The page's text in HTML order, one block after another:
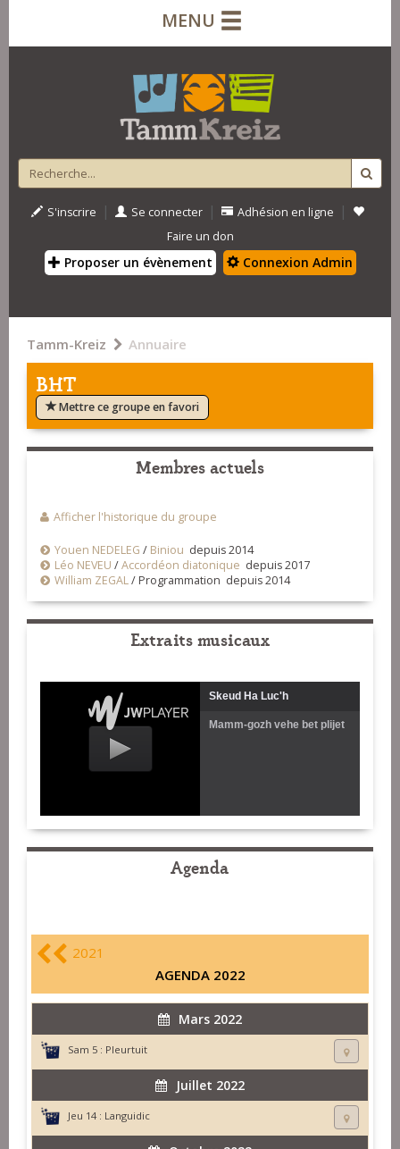
MENU
S'inscrire | Se connecter | Adhésion en ligne |
Faire un don
Proposer un évènement Connexion Admin
Tamm-Kreiz Annuaire
BHT
Mettre ce groupe en favori
Membres actuels
Afficher l'historique du groupe
Youen NEDELEG / Biniou depuis 2014
Léo NEVEU /Accordéon diatonique depuis 2017
William ZEGAL/ Programmation depuis 2014
Extraits musicaux
Skeud Ha Luc'h
Mamm-gozh vehe bet plijet
Agenda
2021
AGENDA 2022
Mars 2022
Sam 5 : Pleurtuit
Juillet 2022
Jeu 14 : Languidic